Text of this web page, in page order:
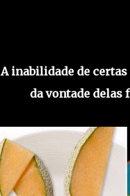
A inabilidade de
da vontade delas